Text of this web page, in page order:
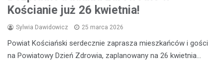
Kościanie już 26 kwietnia!
Sylwia Dawidowicz 25 marca 2026
Powiat Kościański serdecznie zaprasza mieszkańców i gości
na Powiatowy Dzień Zdrowia, zaplanowany na 26 kwietnia…